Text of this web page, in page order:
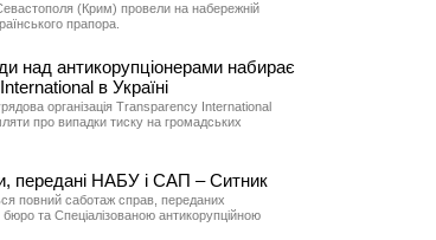
(Крим) провели на набережній
прапора.
над антикорупціонерами набирає
в Україні
організація Transparency International
про випадки тиску на громадських
передані НАБУ і САП – Ситник
повний саботаж справ, переданих
та Спеціалізованою антикорупційною